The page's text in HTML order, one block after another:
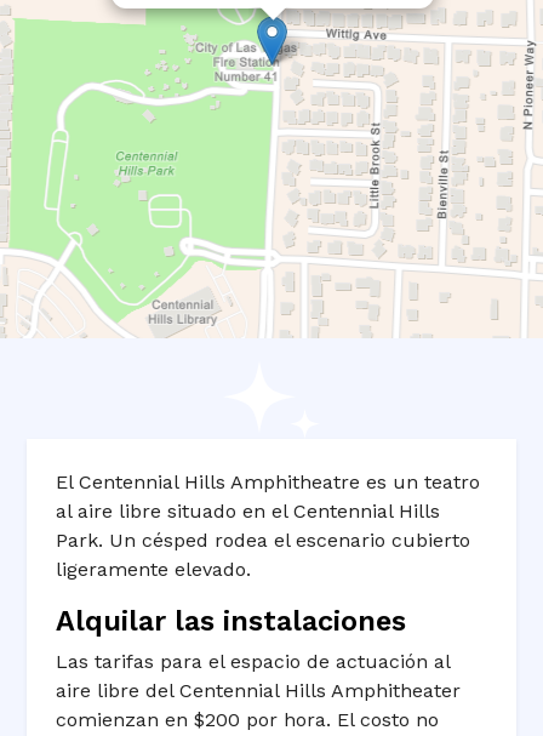
El Centennial Hills Amphitheatre es un teatro
al aire libre situado en el Centennial Hills
Park. Un césped rodea el escenario cubierto
ligeramente elevado.
Alquilar las instalaciones
Las tarifas para el espacio de actuación al
aire libre del Centennial Hills Amphitheater
comienzan en $200 por hora. El costo no